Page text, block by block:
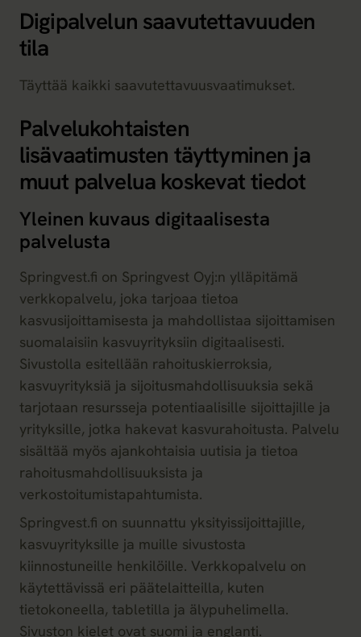
Digipalvelun saavutettavuuden
tila
Täyttää kaikki saavutettavuusvaatimukset.
Palvelukohtaisten
lisävaatimusten täyttyminen ja
muut palvelua koskevat tiedot
Yleinen kuvaus digitaalisesta
palvelusta
Springvest.fi on Springvest Oyj:n ylläpitämä
verkkopalvelu, joka tarjoaa tietoa
kasvusijoittamisesta ja mahdollistaa sijoittamisen
suomalaisiin kasvuyrityksiin digitaalisesti.
Sivustolla esitellään rahoituskierroksia,
kasvuyrityksiä ja sijoitusmahdollisuuksia sekä
tarjotaan resursseja potentiaalisille sijoittajille ja
yrityksille, jotka hakevat kasvurahoitusta. Palvelu
sisältää myös ajankohtaisia uutisia ja tietoa
rahoitusmahdollisuuksista ja
verkostoitumistapahtumista.
Springvest.fi on suunnattu yksityissijoittajille,
kasvuyrityksille ja muille sivustosta
kiinnostuneille henkilöille. Verkkopalvelu on
käytettävissä eri päätelaitteilla, kuten
tietokoneella, tabletilla ja älypuhelimella.
Sivuston kielet ovat suomi ja englanti.